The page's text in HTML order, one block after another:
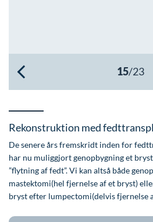
Rekonstruktion med
De senere års fremskridt inden for
har nu muliggjort genopbygning et
”flytning af fedt”. Vi kan altså både
mastektomi(hel fjernelse af et bryst)
bryst efter lumpectomi(delvis fjernelse